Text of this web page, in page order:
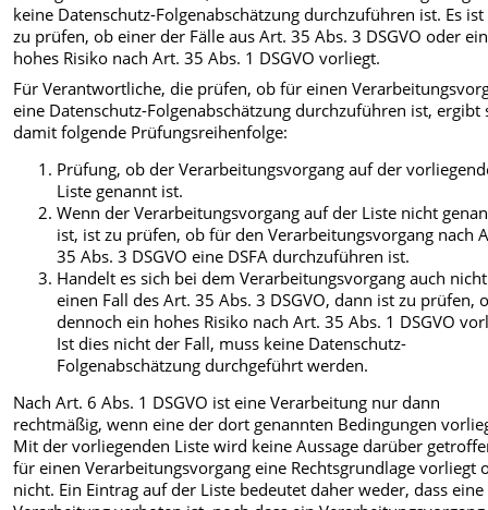
keine Datenschutz-Folgenabschätzung durchzuführen ist. Es
zu prüfen, ob einer der Fälle aus Art. 35 Abs. 3 DSGVO oder ein
hohes Risiko nach Art. 35 Abs. 1 DSGVO vorliegt.
Für Verantwortliche, die prüfen, ob für einen
eine Datenschutz-Folgenabschätzung durchzuführen ist, ergibt
damit folgende Prüfungsreihenfolge:
Prüfung, ob der Verarbeitungsvorgang auf der
Liste genannt ist.
Wenn der Verarbeitungsvorgang auf der Liste nicht
ist, ist zu prüfen, ob für den Verarbeitungsvorgang nach
35 Abs. 3 DSGVO eine DSFA durchzuführen ist.
Handelt es sich bei dem Verarbeitungsvorgang auch
einen Fall des Art. 35 Abs. 3 DSGVO, dann ist zu prüfen,
dennoch ein hohes Risiko nach Art. 35 Abs. 1 DSGVO
Ist dies nicht der Fall, muss keine Datenschutz-
Folgenabschätzung durchgeführt werden.
Nach Art. 6 Abs. 1 DSGVO ist eine Verarbeitung nur dann
rechtmäßig, wenn eine der dort genannten Bedingungen
Mit der vorliegenden Liste wird keine Aussage darüber
für einen Verarbeitungsvorgang eine Rechtsgrundlage vorliegt
nicht. Ein Eintrag auf der Liste bedeutet daher weder, dass eine